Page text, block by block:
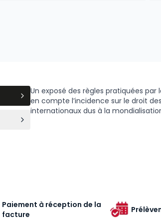
Un exposé des règles pratiquées
en compte l’incidence sur le droit
internationaux dus à la
Paiement à réception de la
facture